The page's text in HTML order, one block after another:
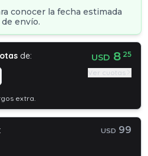
conocer la fecha estimada
envío.
de:
extra.
USD 8 25
Ver cuotas
USD 99